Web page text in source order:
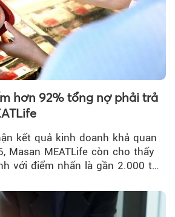
hơn 92% tổng nợ phải trả
kết quả kinh doanh khả quan
Masan MEATLife còn cho thấy
với điểm nhấn là gần 2.000 tỷ